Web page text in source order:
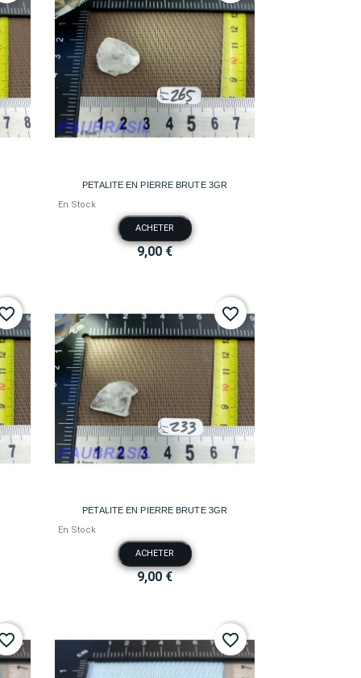
PETALITE EN PIERRE BRUTE 3GR
En Stock
ACHETER
9,00 €
Aperçu rapide
PETALITE EN PIERRE BRUTE 3GR
En Stock
ACHETER
9,00 €
Aperçu rapide
favorite_border
favorite_border